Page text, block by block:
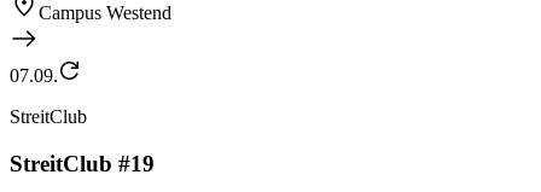
Campus Westend
07.09.
StreitClub
StreitClub #19